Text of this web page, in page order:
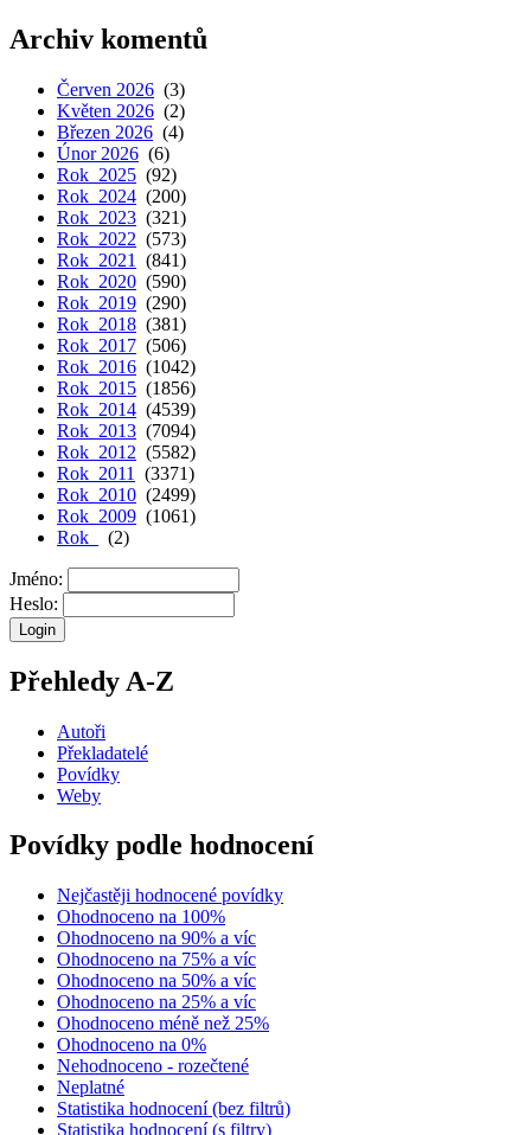
Archiv komentů
Červen 2026 (3)
Květen 2026 (2)
Březen 2026 (4)
Únor 2026 (6)
Rok 2025 (92)
Rok 2024 (200)
Rok 2023 (321)
Rok 2022 (573)
Rok 2021
(841)
Rok 2020 (590)
Rok 2019 (290)
Rok 2018 (381)
Rok 2017 (506)
Rok 2016 (1042)
Rok 2015 (1856)
Rok 2014 (4539)
Rok 2013 (7094)
Rok 2012 (5582)
Rok 2011
(3371)
Rok 2010 (2499)
Rok 2009 (1061)
Rok
(2)
Jméno:
Heslo:
Přehledy A-Z
Autoři
Překladatelé
Povídky
Weby
Povídky podle hodnocení
Nejčastěji hodnocené povídky
Ohodnoceno na 100%
Ohodnoceno na 90% a víc
Ohodnoceno na 75% a víc
Ohodnoceno na 50% a víc
Ohodnoceno na 25% a víc
Ohodnoceno méně než 25%
Ohodnoceno na 0%
Nehodnoceno - rozečtené
Neplatné
Statistika hodnocení (bez filtrů)
Statistika hodnocení (s filtry)